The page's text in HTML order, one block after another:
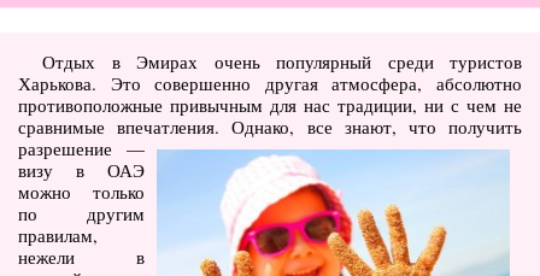
ОАЭ от $345
Украина от $11
Туры
Горящие туры
Автобусные туры
Отдых в Эмирах очень популярный среди туристов
Харькова. Это совершенно другая атмосфера, абсолютно
противоположные привычным для нас традиции, ни с чем не
сравнимые впечатления. Однако, все знают, что получить
разрешение —
визу в ОАЭ
можно только
по другим
правилам,
нежели в